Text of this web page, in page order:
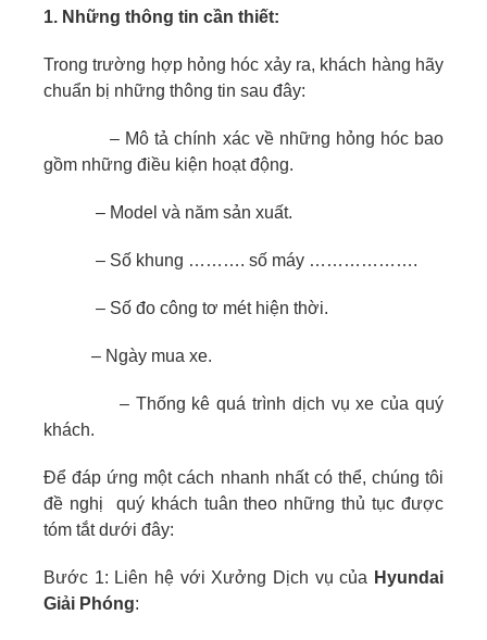
1. Những thông tin cần thiết:
Trong trường hợp hỏng hóc xảy ra, khách hàng hãy
chuẩn bị những thông tin sau đây:
– Mô tả chính xác về những hỏng hóc bao
gồm những điều kiện hoạt động.
– Model và năm sản xuất.
– Số khung ………. số máy ……………….
– Số đo công tơ mét hiện thời.
– Ngày mua xe.
– Thống kê quá trình dịch vụ xe của quý
khách.
Ðể đáp ứng một cách nhanh nhất có thể, chúng tôi
đề nghị quý khách tuân theo những thủ tục được
tóm tắt dưới đây:
Bước 1: Liên hệ với Xưởng Dịch vụ của Hyundai
Giải Phóng: